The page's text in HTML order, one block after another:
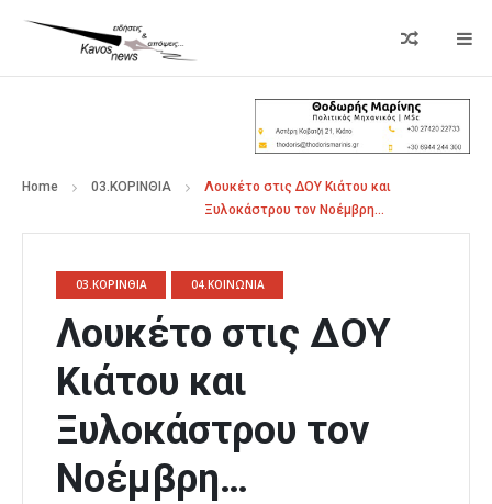
Home 03.ΚΟΡΙΝΘΙΑ
Λουκέτο στις ΔΟΥ Κιάτου και
Ξυλοκάστρου τον Νοέμβρη…
03.ΚΟΡΙΝΘΙΑ 04.ΚΟΙΝΩΝΙΑ
Λουκέτο στις ΔΟΥ
Κιάτου και
Ξυλοκάστρου τον
Νοέμβρη…